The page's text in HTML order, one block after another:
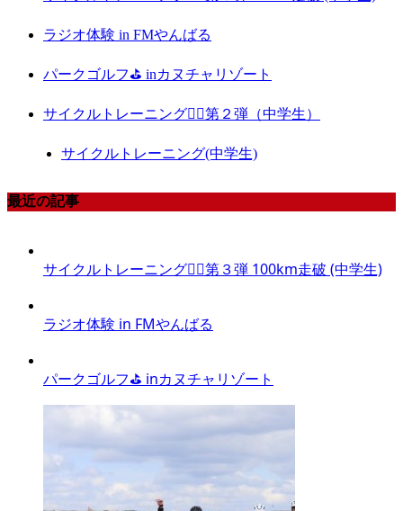
ラジオ体験 in FMやんばる
パークゴルフ⛳️ inカヌチャリゾート
サイクルトレーニング🚴‍♀️第２弾（中学生）
サイクルトレーニング(中学生)
最近の記事
サイクルトレーニング🚴‍♀️第３弾 100km走破 (中学生)
ラジオ体験 in FMやんばる
パークゴルフ⛳️ inカヌチャリゾート